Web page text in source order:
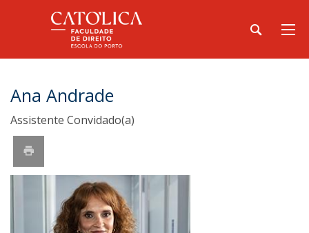
Ana Andrade
Assistente Convidado(a)